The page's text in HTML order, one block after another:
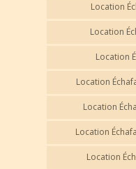
Location
Location
Location
Location
Location
Location
Location